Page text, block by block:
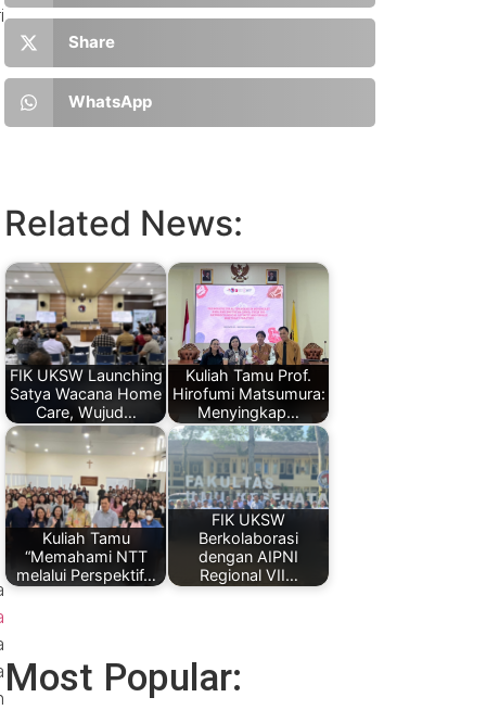
Share
WhatsApp
Related News:
FIK UKSW Launching
Satya Wacana Home
Care, Wujud…
Kuliah Tamu Prof.
Hirofumi Matsumura:
Menyingkap…
Kuliah Tamu
“Memahami NTT
melalui Perspektif…
FIK UKSW
Berkolaborasi
dengan AIPNI
Regional VII…
Most Popular: